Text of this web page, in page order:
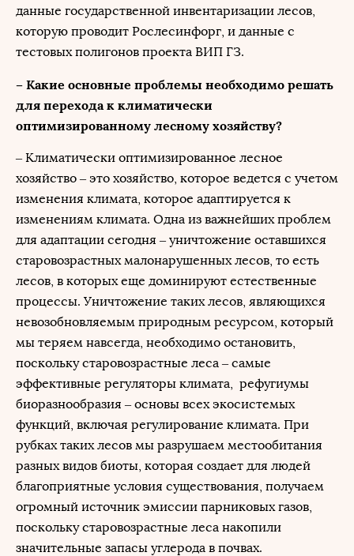
данные государственной инвентаризации лесов,
которую проводит Рослесинфорг, и данные с
тестовых полигонов проекта ВИП ГЗ.
– Какие основные проблемы необходимо решать
для перехода к климатически
оптимизированному лесному хозяйству?
– Климатически оптимизированное лесное
хозяйство – это хозяйство, которое ведется с учетом
изменения климата, которое адаптируется к
изменениям климата. Одна из важнейших проблем
для адаптации сегодня – уничтожение оставшихся
старовозрастных малонарушенных лесов, то есть
лесов, в которых еще доминируют естественные
процессы. Уничтожение таких лесов, являющихся
невозобновляемым природным ресурсом, который
мы теряем навсегда, необходимо остановить,
поскольку старовозрастные леса – самые
эффективные регуляторы климата, рефугиумы
биоразнообразия – основы всех экосистемых
функций, включая регулирование климата. При
рубках таких лесов мы разрушаем местообитания
разных видов биоты, которая создает для людей
благоприятные условия существования, получаем
огромный источник эмиссии парниковых газов,
поскольку старовозрастные леса накопили
значительные запасы углерода в почвах.